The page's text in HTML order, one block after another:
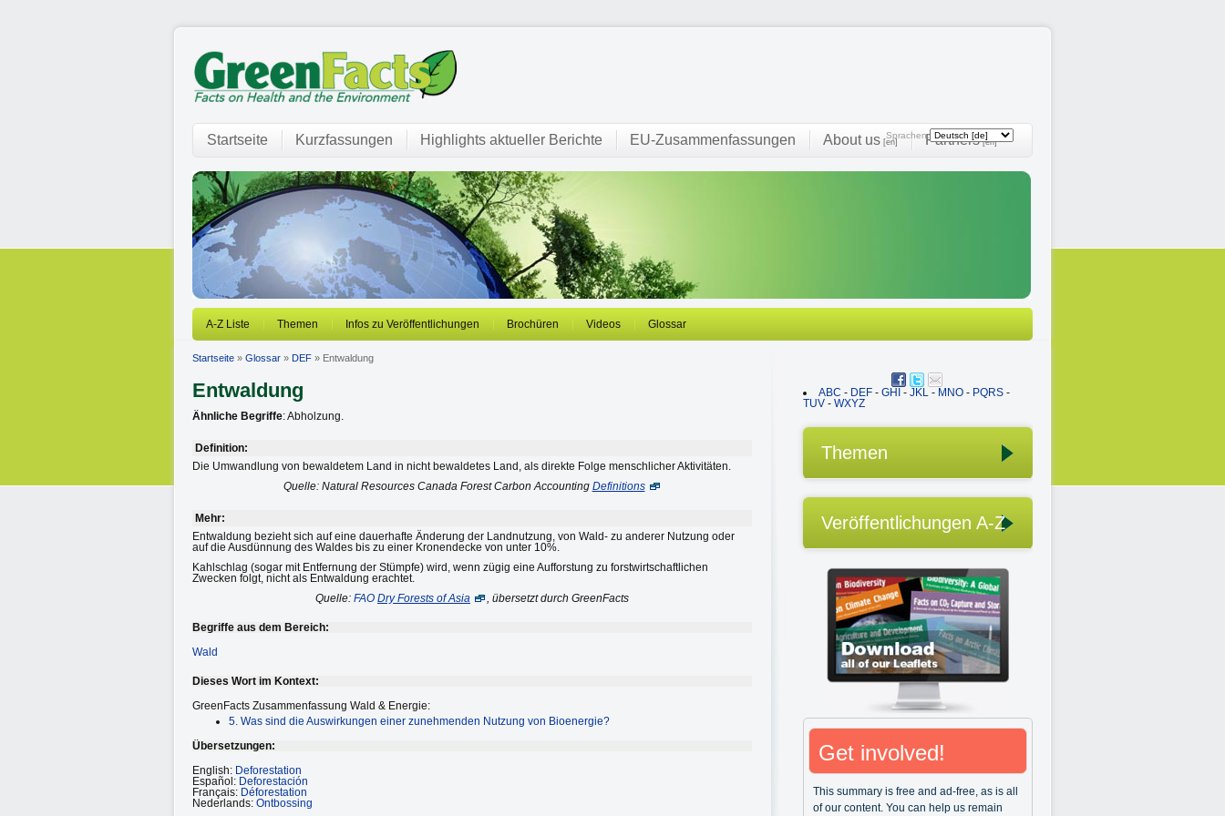
Sprachen:
Startseite Kurzfassungen Highlights aktueller Berichte EU-Zusammenfassungen About us [en] Partners[en]
A-Z Liste Themen Infos zu Veröffentlichungen Brochüren Videos Glossar
Startseite » Glossar » DEF » Entwaldung
Entwaldung
Ähnliche Begriffe: Abholzung.
Definition:
Die Umwandlung von bewaldetem Land in nicht bewaldetes Land, als direkte Folge menschlicher Aktivitäten.
Quelle: Natural Resources Canada Forest Carbon Accounting Definitions
Mehr:
Entwaldung bezieht sich auf eine dauerhafte Änderung der Landnutzung, von Wald- zu anderer Nutzung oder
auf die Ausdünnung des Waldes bis zu einer Kronendecke von unter 10%.
Kahlschlag (sogar mit Entfernung der Stümpfe) wird, wenn zügig eine Aufforstung zu forstwirtschaftlichen
Zwecken folgt, nicht als Entwaldung erachtet.
Quelle: FAO Dry Forests of Asia , übersetzt durch GreenFacts
Begriffe aus dem Bereich:
Wald
Dieses Wort im Kontext:
GreenFacts Zusammenfassung Wald & Energie:
5. Was sind die Auswirkungen einer zunehmenden Nutzung von Bioenergie?
Übersetzungen:
English: Deforestation
Español: Deforestación
Français: Déforestation
Nederlands: Ontbossing
ABC - DEF - GHI - JKL - MNO - PQRS -
TUV - WXYZ
Themen
Veröffentlichungen A-Z
Get involved!
This summary is free and ad-free, as is all
of our content. You can help us remain